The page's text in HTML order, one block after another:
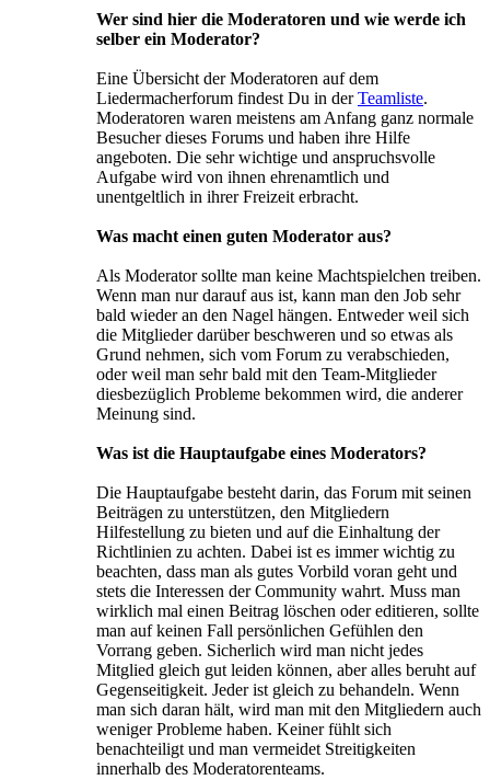
Wer sind hier die Moderatoren und wie werde ich
selber ein Moderator?
Eine Übersicht der Moderatoren auf dem
Liedermacherforum findest Du in derTeamliste.
Moderatoren waren meistens am Anfang ganz normale
Besucher dieses Forums und haben ihre Hilfe
angeboten. Die sehr wichtige und anspruchsvolle
Aufgabe wird von ihnen ehrenamtlich und
unentgeltlich in ihrer Freizeit erbracht.
Was macht einen guten Moderator aus?
Als Moderator sollte man keine Machtspielchen treiben.
Wenn man nur darauf aus ist, kann man den Job sehr
bald wieder an den Nagel hängen. Entweder weil sich
die Mitglieder darüber beschweren und so etwas als
Grund nehmen, sich vom Forum zu verabschieden,
oder weil man sehr bald mit den Team-Mitglieder
diesbezüglich Probleme bekommen wird, die anderer
Meinung sind.
Was ist die Hauptaufgabe eines Moderators?
Die Hauptaufgabe besteht darin, das Forum mit seinen
Beiträgen zu unterstützen, den Mitgliedern
Hilfestellung zu bieten und auf die Einhaltung der
Richtlinien zu achten. Dabei ist es immer wichtig zu
beachten, dass man als gutes Vorbild voran geht und
stets die Interessen der Community wahrt. Muss man
wirklich mal einen Beitrag löschen oder editieren, sollte
man auf keinen Fall persönlichen Gefühlen den
Vorrang geben. Sicherlich wird man nicht jedes
Mitglied gleich gut leiden können, aber alles beruht auf
Gegenseitigkeit. Jeder ist gleich zu behandeln. Wenn
man sich daran hält, wird man mit den Mitgliedern auch
weniger Probleme haben. Keiner fühlt sich
benachteiligt und man vermeidet Streitigkeiten
innerhalb des Moderatorenteams.